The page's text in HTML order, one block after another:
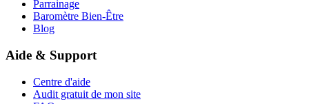
Parrainage
Baromètre Bien-Être
Blog
Aide & Support
Centre d'aide
Audit gratuit de mon site